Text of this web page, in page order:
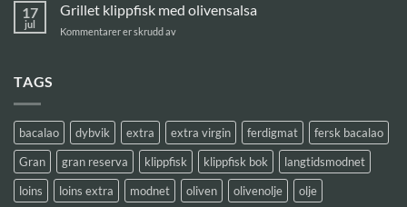
Grillet
à
17
jul
Grillet klippfisk med olivensalsa
Kommentarer er skrudd avfor
TAGS
bacalao dybvik extra extra virgin ferdigmat
fersk bacalao
Gran
gran reserva klippfisk klippfisk bok
langtidsmodnet
loins
loins extra modnet oliven olivenolje
olje